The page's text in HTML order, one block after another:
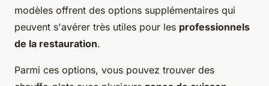
modèles offrent des options supplémentaires qui
peuvent s'avérer très utiles pour les professionnels
de la restauration.
Parmi ces options, vous pouvez trouver des